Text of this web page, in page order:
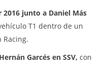
junto a Daniel Más
T1 dentro de un
Racing.
Garcés en SSV, con